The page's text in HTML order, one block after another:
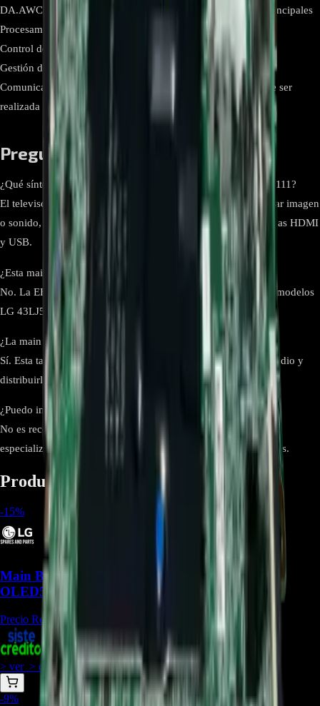
DA.AWCYLJM, LG 43LJ550T-DA.BWCGLJM Funciones principales
Procesamiento de video y audio,
Control del sistema del televisor,
Gestión de entradas HDMI, USB y AV,
Comunicación con T-Con y fuente de poder. Instalación Debe ser
realizada por técnico calificado.
Preguntas frecuentes
¿Qué síntomas indican una falla en la Main Board EBU64055111?
El televisor puede no encender, quedarse en el logo, no mostrar imagen
o sonido, reiniciarse constantemente o no reconocer las entradas HDMI
y USB.
¿Esta main board es compatible con otros modelos LG?
No. La EBU64055111 está diseñada específicamente para los modelos
LG 43LJ550T-DA.AWCYLJM y 43LJ550T-DA.BWCGLJM.
¿La main board controla la imagen y el sonido?
Sí. Esta tarjeta se encarga de procesar las señales de video y audio y
distribuirlas correctamente al panel y a los altavoces.
¿Puedo instalar esta tarjeta sin experiencia técnica?
No es recomendable. La instalación debe realizarla un técnico
especializado para evitar daños en el panel u otros componentes.
Productos relacionados
-15%
Main Board EBU66395001 Para TV LG
OLED55A1PSA - REP-1191
Precio Regular:
+1$
831.191
> ver_ > desbloquear oferta_
-9%